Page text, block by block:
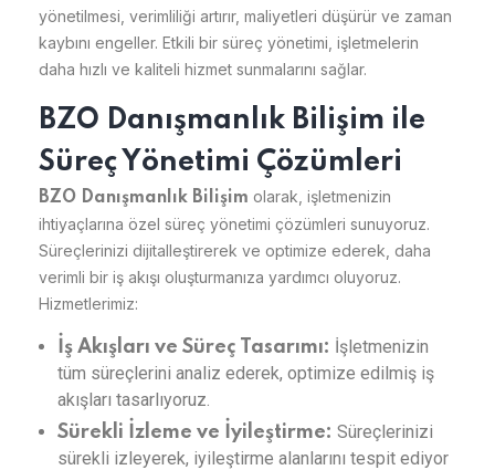
yönetilmesi, verimliliği artırır, maliyetleri düşürür ve zaman
kaybını engeller. Etkili bir süreç yönetimi, işletmelerin
daha hızlı ve kaliteli hizmet sunmalarını sağlar.
BZO Danışmanlık Bilişim ile
Süreç Yönetimi Çözümleri
BZO Danışmanlık Bilişim olarak, işletmenizin
ihtiyaçlarına özel süreç yönetimi çözümleri sunuyoruz.
Süreçlerinizi dijitalleştirerek ve optimize ederek, daha
verimli bir iş akışı oluşturmanıza yardımcı oluyoruz.
Hizmetlerimiz:
İş Akışları ve Süreç Tasarımı: İşletmenizin
tüm süreçlerini analiz ederek, optimize edilmiş iş
akışları tasarlıyoruz.
Sürekli İzleme ve İyileştirme: Süreçlerinizi
sürekli izleyerek, iyileştirme alanlarını tespit ediyor